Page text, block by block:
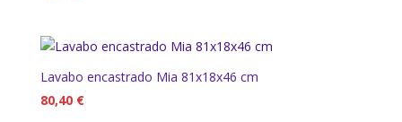
Lavabo encastrado Mia 81x18x46 cm
80,40 €